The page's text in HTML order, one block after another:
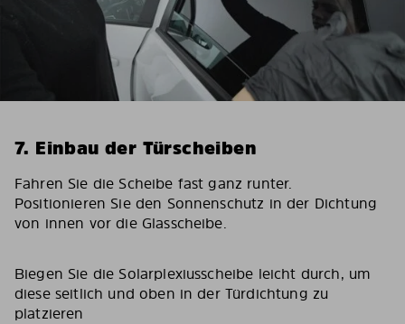
7. Einbau der Türscheiben
Fahren Sie die Scheibe fast ganz runter.
Positionieren Sie den Sonnenschutz in der Dichtung
von innen vor die Glasscheibe.
Biegen Sie die Solarplexiusscheibe leicht durch, um
diese seitlich und oben in der Türdichtung zu
platzieren